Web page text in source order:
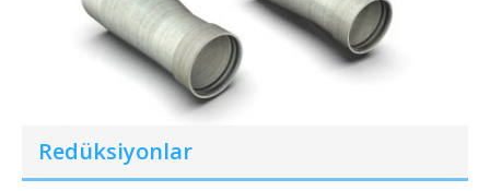
Redüksiyonlar